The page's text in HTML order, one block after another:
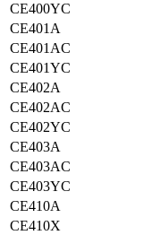
CE400YC
CE401A
CE401AC
CE401YC
CE402A
CE402AC
CE402YC
CE403A
CE403AC
CE403YC
CE410A
CE410X